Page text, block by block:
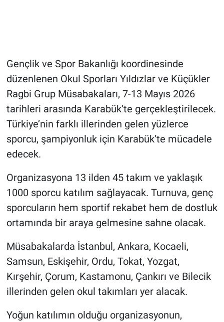
Gençlik ve Spor Bakanlığı koordinesinde
düzenlenen Okul Sporları Yıldızlar ve Küçükler
Ragbi Grup Müsabakaları, 7-13 Mayıs 2026
tarihleri arasında Karabük’te gerçekleştirilecek.
Türkiye’nin farklı illerinden gelen yüzlerce
sporcu, şampiyonluk için Karabük’te mücadele
edecek.
Organizasyona 13 ilden 45 takım ve yaklaşık
1000 sporcu katılım sağlayacak. Turnuva, genç
sporcuların hem sportif rekabet hem de dostluk
ortamında bir araya gelmesine sahne olacak.
Müsabakalarda İstanbul, Ankara, Kocaeli,
Samsun, Eskişehir, Ordu, Tokat, Yozgat,
Kırşehir, Çorum, Kastamonu, Çankırı ve Bilecik
illerinden gelen okul takımları yer alacak.
Yoğun katılımın olduğu organizasyonun,